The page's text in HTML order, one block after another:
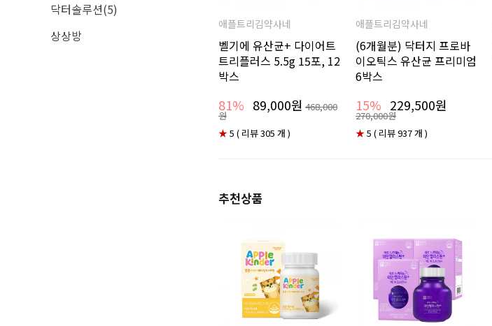
닥터솔루션(5)
상상방
애플트리김약사네
벨기에 유산균+ 다이어트
트리플러스 5.5g 15포, 12
박스
81% 89,000원 468,000
원
★5 ( 리뷰 305 개 )
애플트리김약사네
(6개월분) 닥터지 프로바
이오틱스 유산균 프리미엄
6박스
15% 229,500원
270,000원
★5 ( 리뷰 937 개 )
추천상품